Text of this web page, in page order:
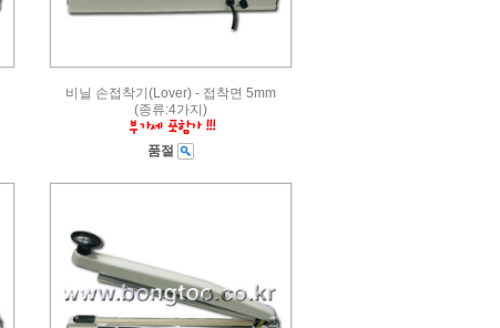
비닐 손접착기(Lover) - 접착면 5mm
(종류:4가지)
품절